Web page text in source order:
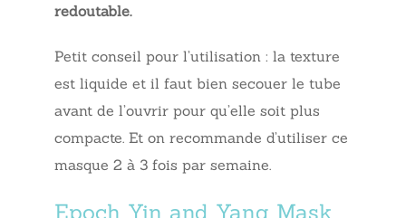
redoutable.
Petit conseil pour l’utilisation : la texture
est liquide et il faut bien secouer le tube
avant de l’ouvrir pour qu’elle soit plus
compacte. Et on recommande d’utiliser ce
masque 2 à 3 fois par semaine.
Epoch Yin and Yang Mask